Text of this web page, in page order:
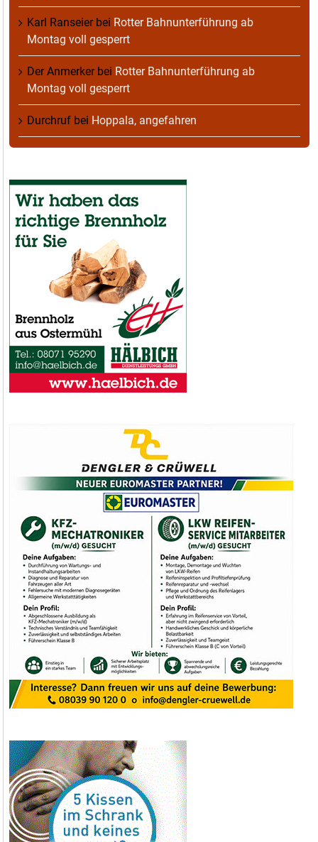
Karl Ranseierbei Rotter Bahnunterführung ab
Montag voll gesperrt
Der Anmerkerbei Rotter Bahnunterführung ab
Montag voll gesperrt
Durchruf bei Hoppala, angefahren